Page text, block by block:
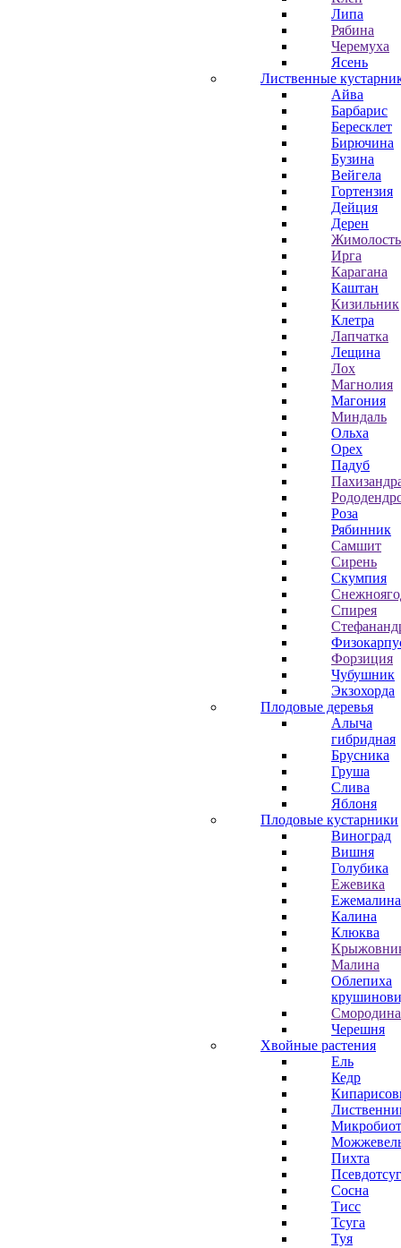
Липа
Рябина
Черемуха
Ясень
Лиственные
Айва
Барбарис
Бересклет
Бирючина
Бузина
Вейгела
Гортензия
Дейция
Дерен
Жимолость
Ирга
Карагана
Каштан
Кизильник
Клетра
Лапчатка
Лещина
Лох
Магнолия
Магония
Миндаль
Ольха
Орех
Падуб
Роза
Рябинник
Самшит
Сирень
Скумпия
Спирея
Форзиция
Чубушник
Экзохорда
Плодовые деревья
Алыча
гибридная
Брусника
Груша
Слива
Яблоня
Плодовые кустарники
Виноград
Вишня
Голубика
Ежевика
Ежемалина
Калина
Клюква
Малина
Облепиха
Смородина
Черешня
Хвойные растения
Ель
Кедр
Пихта
Сосна
Тисс
Тсуга
Туя